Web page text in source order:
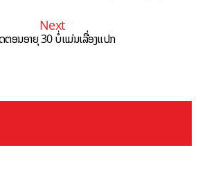
Next
ຕອນອາຍຸ 30 ບໍ່ແມ່ນເລື່ອງແປກ